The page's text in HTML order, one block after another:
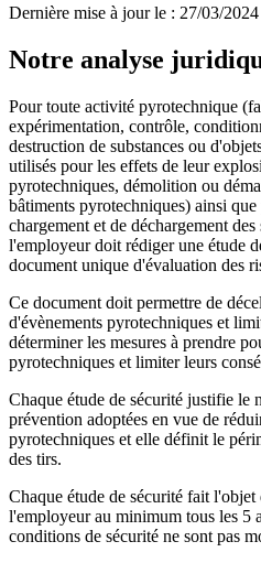
Dernière mise à jour le : 27/03/2024
Notre analyse
Pour toute activité pyrotechnique
expérimentation, contrôle,
destruction de substances ou
utilisés pour les effets de leur
pyrotechniques, démolition ou
bâtiments pyrotechniques) ainsi
chargement et de déchargement
l'employeur doit rédiger une étude
document unique d'évaluation des
Ce document doit permettre de
d'évènements pyrotechniques et
déterminer les mesures à prendre
pyrotechniques et limiter leurs
Chaque étude de sécurité justifie le
prévention adoptées en vue de
pyrotechniques et elle définit le
des tirs.
Chaque étude de sécurité fait
l'employeur au minimum tous les 5
conditions de sécurité ne sont pas